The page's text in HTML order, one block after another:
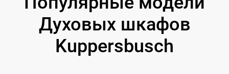
Духовых шкафов
Kuppersbusch